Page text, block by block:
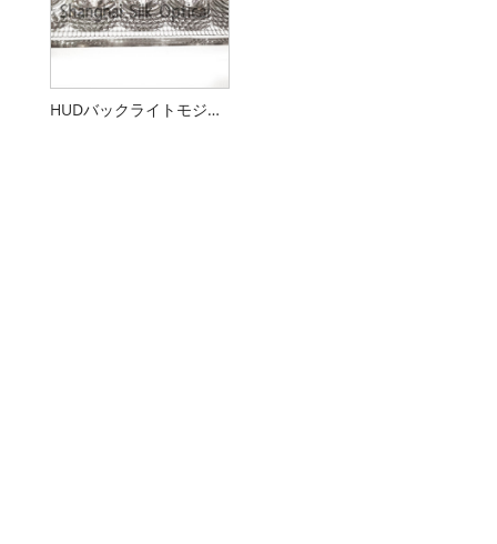
HUDバックライトモジュール用レンズ